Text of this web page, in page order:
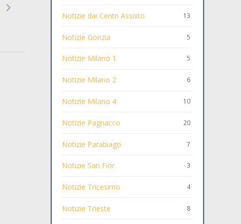
Notizie dai Centri Assixto 13
Notizie Gorizia 5
Notizie Milano 1 5
Notizie Milano 2 6
Notizie Milano 4 10
Notizie Pagnacco 20
Notizie Parabiago 7
Notizie San Fior 3
Notizie Tricesimo 4
Notizie Trieste 8